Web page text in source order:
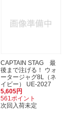
CAPTAIN STAG 最
後まで注げる！ ウォ
ータージャグ8L（ネ
イビー） UE-2027
5,605円
561ポイント
次回入荷未定